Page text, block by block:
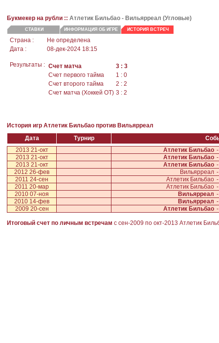
Букмекер на рубли :: Атлетик Бильбао - Вильярреал (Угловые)
СТАВКИ ИНФОРМАЦИЯ ОБ ИГРЕ ИСТОРИЯ ВСТРЕЧ
Страна :
Не определена
Дата :
08-дек-2024 18:15
Результаты : Счет матча
3 : 3
Счет первого тайма
1 : 0
Счет второго тайма
2 : 2
Счет матча (Хоккей ОТ) 3 : 2
История игр Атлетик Бильбао против Вильярреал
Дата
Турнир
2013 21-окт
Атлетик Бильбао -
2013 21-окт
Атлетик Бильбао -
2013 21-окт
Атлетик Бильбао -
2012 26-фев
Вильярреал -
2011 24-сен
Атлетик Бильбао -
2011 20-мар
Атлетик Бильбао -
2010 07-ноя
Вильярреал -
2010 14-фев
Вильярреал -
2009 20-сен
Атлетик Бильбао -
Итоговый счет по личным встречам с сен-2009 по окт-2013 Атлетик